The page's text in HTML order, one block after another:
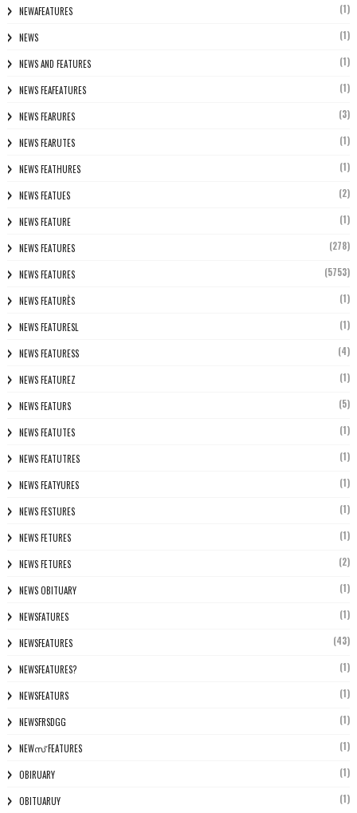
NEWAFEATURES (1)
NEWS (1)
NEWS AND FEATURES (1)
NEWS FEAFEATURES (1)
NEWS FEARURES (3)
NEWS FEARUTES (1)
NEWS FEATHURES (1)
NEWS FEATUES (2)
NEWS FEATURE (1)
NEWS FEATURES (278)
NEWS FEATURES (5753)
NEWS FEATURÈS (1)
NEWS FEATURESL (1)
NEWS FEATURESS (4)
NEWS FEATUREZ (1)
NEWS FEATURS (5)
NEWS FEATUTES (1)
NEWS FEATUTRES (1)
NEWS FEATYURES (1)
NEWS FESTURES (1)
NEWS FETURES (1)
NEWS FETURES (2)
NEWS OBITUARY (1)
NEWSFATURES (1)
NEWSFEATURES (43)
NEWSFEATURES? (1)
NEWSFEATURS (1)
NEWSFRSDGG (1)
NEWസ് FEATURES (1)
OBIRUARY (1)
OBITUARUY (1)